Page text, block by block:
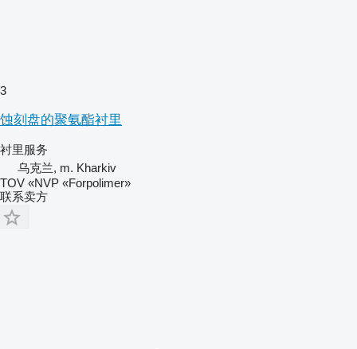
3
蚀刻盘的聚氨酯衬里
衬里服务
乌克兰, m. Kharkiv
TOV «NVP «Forpolimer»
联系卖方